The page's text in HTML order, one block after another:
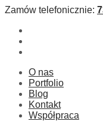
Zamów telefonicznie:
O nas
Portfolio
Blog
Kontakt
Współpraca